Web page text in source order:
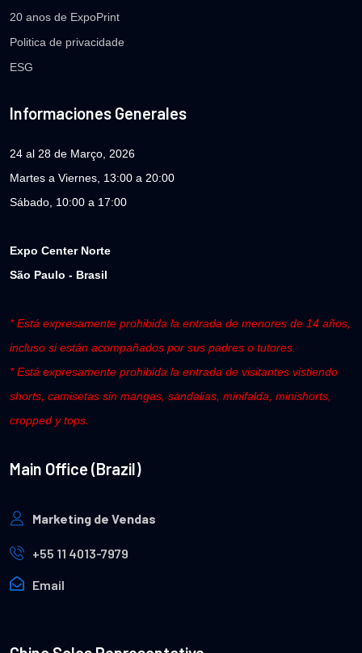
20 anos de ExpoPrint
Politica de privacidade
ESG
Informaciones Generales
24 al 28 de Março, 2026
Martes a Viernes, 13:00 a 20:00
Sábado, 10:00 a 17:00
Expo Center Norte
São Paulo - Brasil
* Está expresamente prohibida la entrada de menores de 14 años,
incluso si están acompañados por sus padres o tutores.
* Está expresamente prohibida la entrada de visitantes vistiendo
shorts, camisetas sin mangas, sandalias, minifalda, minishorts,
cropped y tops.
Main Office (Brazil)
Marketing de Vendas
+55 11 4013-7979
Email